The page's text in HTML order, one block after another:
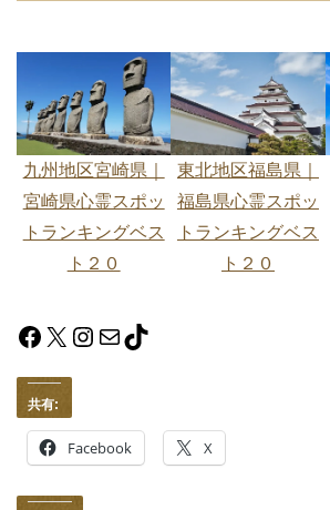
九州地区宮崎県｜
宮崎県心霊スポッ
トランキングベス
ト２０
東北地区福島県｜
福島県心霊スポッ
トランキングベス
ト２０
Facebook
X Instagram
メールTikTok
共有:
Facebook X